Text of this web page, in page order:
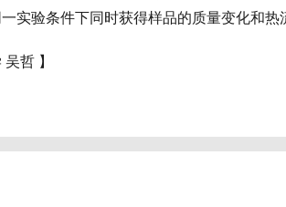
实验条件下同时获得样品的质量变化和热
哲 】